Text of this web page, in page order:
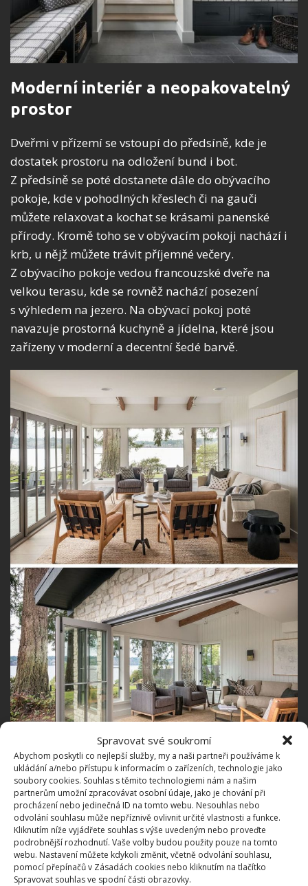
Spravovat své soukromí
Abychom poskytli co nejlepší služby, my a naši partneři používáme k
ukládání a/nebo přístupu k informacím o zařízeních, technologie jako
soubory cookies. Souhlas s těmito technologiemi nám a našim
partnerům umožní zpracovávat osobní údaje, jako je chování při
procházení nebo jedinečná ID na tomto webu. Nesouhlas nebo
odvolání souhlasu může nepříznivě ovlivnit určité vlastnosti a funkce.
Kliknutím níže vyjádřete souhlas s výše uvedeným nebo proveďte
podrobnější rozhodnutí. Vaše volby budou použity pouze na tomto
webu. Nastavení můžete kdykoli změnit, včetně odvolání souhlasu,
pomocí přepínačů v Zásadách cookies nebo kliknutím na tlačítko
Spravovat souhlas ve spodní části obrazovky.
Moderní interiér a neopakovatelný
prostor
Dveřmi v přízemí se vstoupí do předsíně, kde je
dostatek prostoru na odložení bund i bot.
Z předsíně se poté dostanete dále do obývacího
pokoje, kde v pohodlných křeslech či na gauči
můžete relaxovat a kochat se krásami panenské
přírody. Kromě toho se v obývacím pokoji nachází i
krb, u nějž můžete trávit příjemné večery.
Z obývacího pokoje vedou francouzské dveře na
velkou terasu, kde se rovněž nachází posezení
s výhledem na jezero. Na obývací pokoj poté
navazuje prostorná kuchyně a jídelna, které jsou
zařízeny v moderní a decentní šedé barvě.